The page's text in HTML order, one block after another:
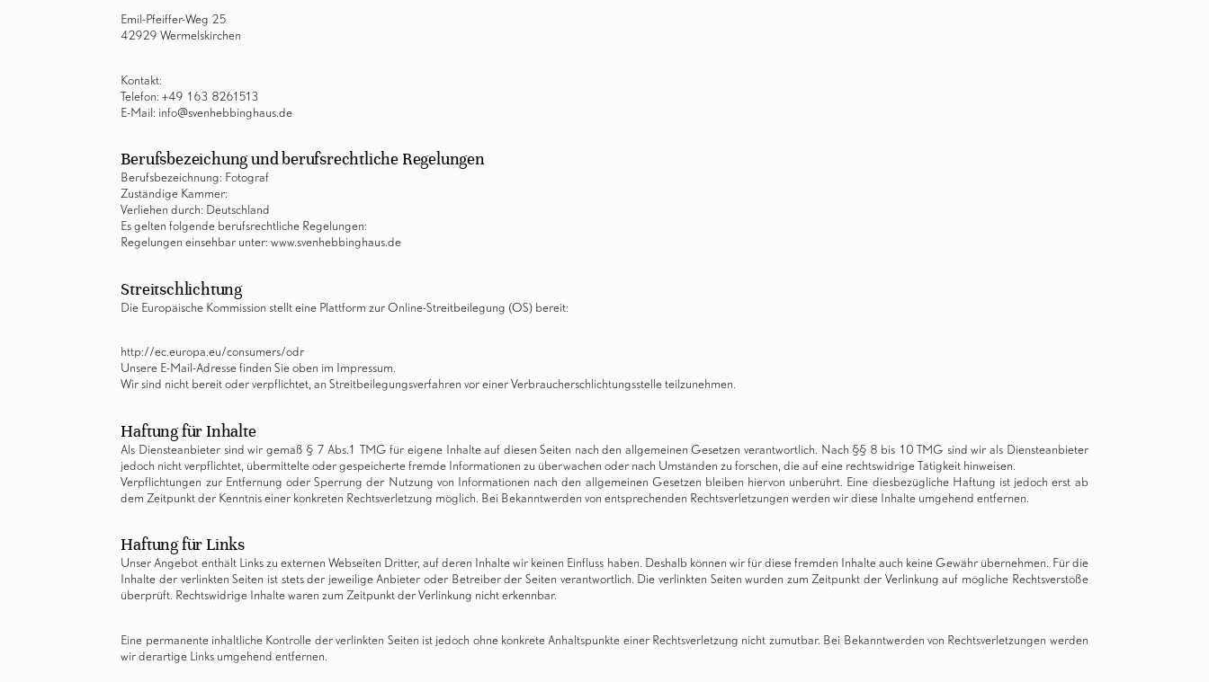
Emil-Pfeiffer-Weg 25
42929 Wermelskirchen
Kontakt:
Telefon: +49 163 8261513
E-Mail: info@svenhebbinghaus.de
Berufsbezeichung und berufsrechtliche Regelungen
Berufsbezeichnung: Fotograf
Zuständige Kammer:
Verliehen durch: Deutschland
Es gelten folgende berufsrechtliche Regelungen:
Regelungen einsehbar unter: www.svenhebbinghaus.de
Streitschlichtung
Die Europäische Kommission stellt eine Plattform zur Online-Streitbeilegung (OS) bereit:
http://ec.europa.eu/consumers/odr
Unsere E-Mail-Adresse finden Sie oben im Impressum.
Wir sind nicht bereit oder verpflichtet, an Streitbeilegungsverfahren vor einer Verbraucherschlichtungsstelle teilzunehmen.
Haftung für Inhalte
Als Diensteanbieter sind wir gemäß § 7 Abs.1 TMG für eigene Inhalte auf diesen Seiten nach den allgemeinen Gesetzen verantwortlich. Nach §§ 8 bis 10 TMG sind wir als Diensteanbieter
jedoch nicht verpflichtet, übermittelte oder gespeicherte fremde Informationen zu überwachen oder nach Umständen zu forschen, die auf eine rechtswidrige Tätigkeit hinweisen.
Verpflichtungen zur Entfernung oder Sperrung der Nutzung von Informationen nach den allgemeinen Gesetzen bleiben hiervon unberührt. Eine diesbezügliche Haftung ist jedoch erst ab
dem Zeitpunkt der Kenntnis einer konkreten Rechtsverletzung möglich. Bei Bekanntwerden von entsprechenden Rechtsverletzungen werden wir diese Inhalte umgehend entfernen.
Haftung für Links
Unser Angebot enthält Links zu externen Webseiten Dritter, auf deren Inhalte wir keinen Einfluss haben. Deshalb können wir für diese fremden Inhalte auch keine Gewähr übernehmen. Für die
Inhalte der verlinkten Seiten ist stets der jeweilige Anbieter oder Betreiber der Seiten verantwortlich. Die verlinkten Seiten wurden zum Zeitpunkt der Verlinkung auf mögliche Rechtsverstöße
überprüft. Rechtswidrige Inhalte waren zum Zeitpunkt der Verlinkung nicht erkennbar.
Eine permanente inhaltliche Kontrolle der verlinkten Seiten ist jedoch ohne konkrete Anhaltspunkte einer Rechtsverletzung nicht zumutbar. Bei Bekanntwerden von Rechtsverletzungen werden
wir derartige Links umgehend entfernen.